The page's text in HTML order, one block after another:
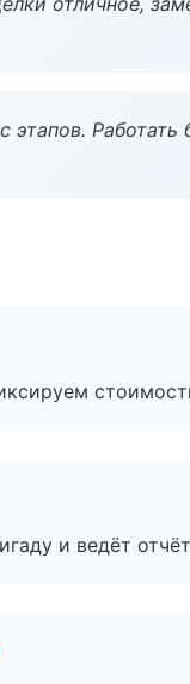
и ведёт